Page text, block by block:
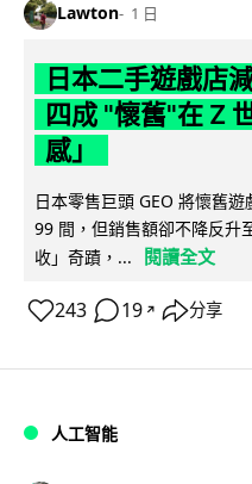
Lawton 1 日
日本二手遊戲店
四成 "懷舊"在 Z
感」
日本零售巨頭 GEO 將懷舊
99 間，但銷售額卻不降反升
收」奇蹟，...
閱讀全文
243 19 ↗ 分享
人工智能